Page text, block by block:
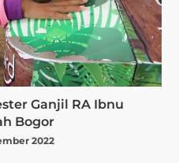
Ganjil RA Ibnu
Bogor
2022